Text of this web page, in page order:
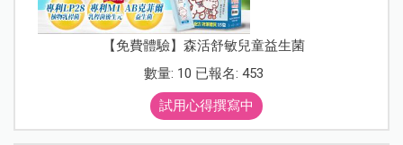
【免費體驗】森活舒敏兒童益生菌
數量: 10 已報名: 453
試用心得撰寫中